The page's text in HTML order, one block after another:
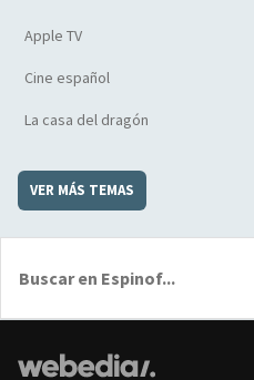
Apple TV
Cine español
La casa del dragón
VER MÁS TEMAS